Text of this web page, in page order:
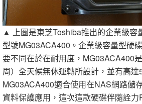
▲ 上圖是東芝Toshiba推出的企業級容
型號MG03ACA400。企業級容量型硬
要不同在於在耐用度，MG03ACA400
周）全天候無休運轉所設計，並有高達
MG03ACA400適合使用在NAS網路儲
資料保護應用，這次這款硬碟伴隨詮